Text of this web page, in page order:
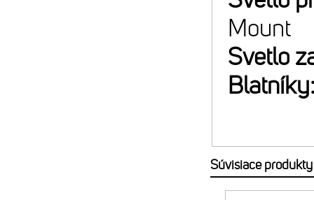
Mount
Svetlo
Súvisiace produkty